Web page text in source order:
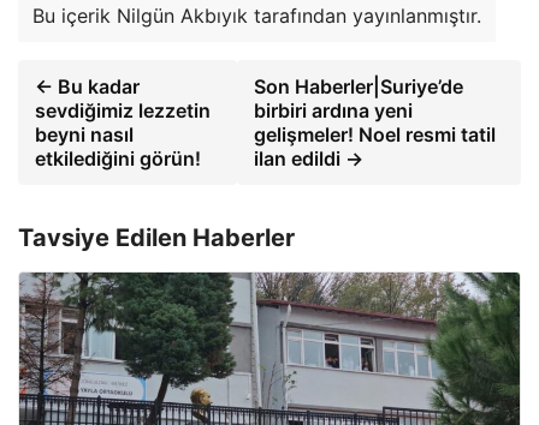
Bu içerik Nilgün Akbıyık tarafından yayınlanmıştır.
← Bu kadar
sevdiğimiz lezzetin
beyni nasıl
etkilediğini görün!
Son Haberler|Suriye’de
birbiri ardına yeni
gelişmeler! Noel resmi tatil
ilan edildi →
Tavsiye Edilen Haberler